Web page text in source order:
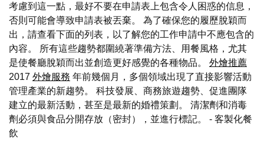
考慮到這一點，最好不要在申請表上包含令人困惑的信息，
否則可能會導致申請表被丟棄。 為了確保您的履歷脫穎而
出，請查看下面的列表，以了解您的工作申請中不應包含的
內容。 所有這些趨勢都圍繞著準備方法、用餐風格，尤其
是使餐廳脫穎而出並創造更好感覺的各種物品。 外燴推薦
2017 外燴服務 年前幾個月，多個領域出現了直接影響活動
管理產業的新趨勢。 科技發展、商務旅遊趨勢、促進團隊
建立的最新活動，甚至是最新的婚禮策劃。 清潔劑和消毒
劑必須與食品分開存放（密封），並進行標記。 - 客製化餐
飲